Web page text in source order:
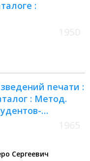
:
печати :
: Метод.
фак. высш.
Сергеевич